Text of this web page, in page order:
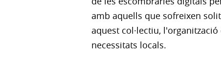
amb aquells que sofreixen
aquest col·lectiu,
necessitats locals.